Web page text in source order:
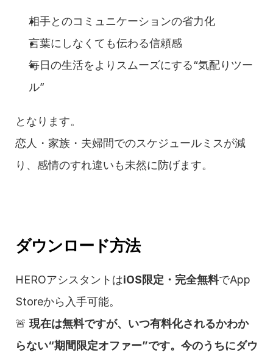
相手とのコミュニケーションの省力化
言葉にしなくても伝わる信頼感
毎日の生活をよりスムーズにする“気配りツー
ル”
となります。
恋人・家族・夫婦間でのスケジュールミスが減
り、感情のすれ違いも未然に防げます。
ダウンロード方法
HEROアシスタントはiOS限定・完全無料でApp
Storeから入手可能。
🚨 現在は無料ですが、いつ有料化されるかわか
らない“期間限定オファー”です。今のうちにダウ